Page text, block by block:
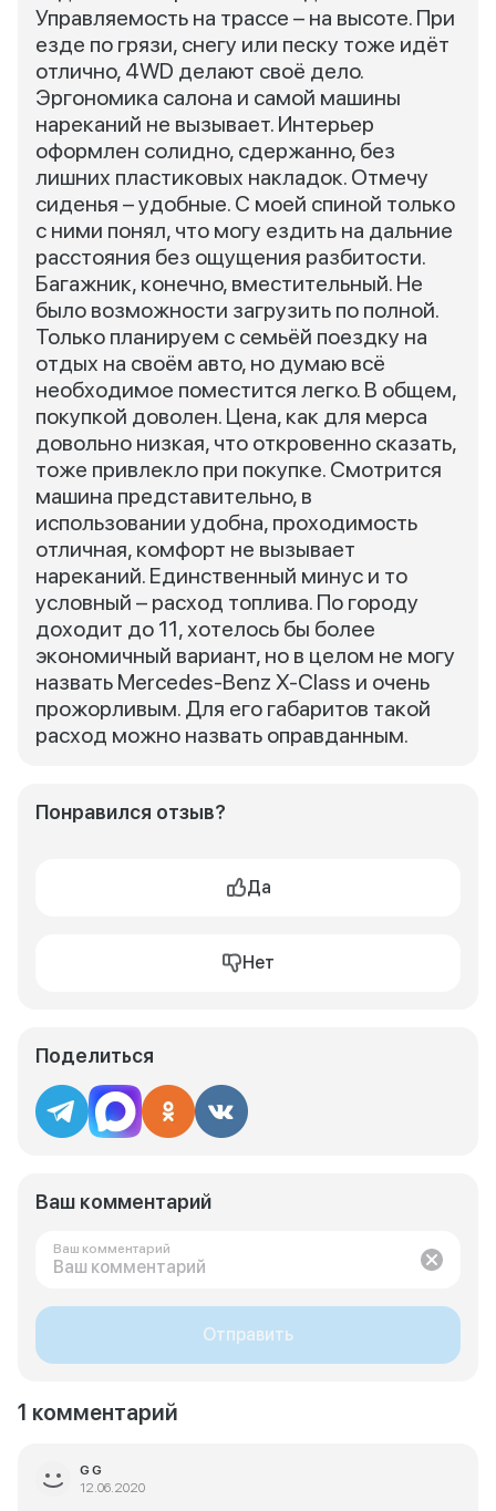
Управляемость на трассе – на высоте. При
езде по грязи, снегу или песку тоже идёт
отлично, 4WD делают своё дело.
Эргономика салона и самой машины
нареканий не вызывает. Интерьер
оформлен солидно, сдержанно, без
лишних пластиковых накладок. Отмечу
сиденья – удобные. С моей спиной только
с ними понял, что могу ездить на дальние
расстояния без ощущения разбитости.
Багажник, конечно, вместительный. Не
было возможности загрузить по полной.
Только планируем с семьёй поездку на
отдых на своём авто, но думаю всё
необходимое поместится легко. В общем,
покупкой доволен. Цена, как для мерса
довольно низкая, что откровенно сказать,
тоже привлекло при покупке. Смотрится
машина представительно, в
использовании удобна, проходимость
отличная, комфорт не вызывает
нареканий. Единственный минус и то
условный – расход топлива. По городу
доходит до 11, хотелось бы более
экономичный вариант, но в целом не могу
назвать Mercedes-Benz X-Class и очень
прожорливым. Для его габаритов такой
расход можно назвать оправданным.
Понравился отзыв?
Да
Нет
Поделиться
Ваш комментарий
Ваш комментарий
Отправить
1 комментарий
G G
12.06.2020